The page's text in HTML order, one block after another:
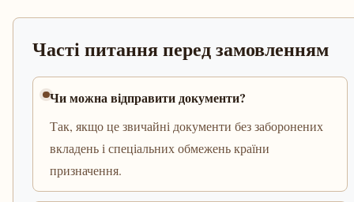
Часті питання перед замовленням
Чи можна відправити документи?
Так, якщо це звичайні документи без заборонених
вкладень і спеціальних обмежень країни
призначення.